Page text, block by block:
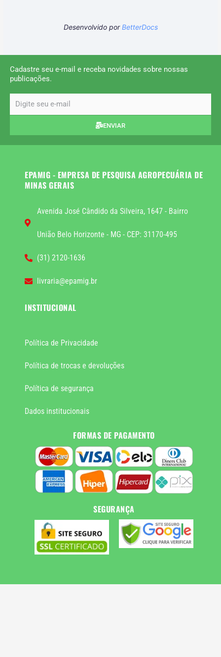
Desenvolvido porBetterDocs
Cadastre seu e-mail e receba novidades sobre nossas
publicações.
ENVIAR
EPAMIG - EMPRESA DE PESQUISA AGROPECUÁRIA DE
MINAS GERAIS
Avenida José Cândido da Silveira, 1647 - Bairro
União Belo Horizonte - MG - CEP: 31170-495
(31) 2120-1636
livraria@epamig.br
INSTITUCIONAL
Política de Privacidade
Política de trocas e devoluções
Política de segurança
Dados institucionais
FORMAS DE PAGAMENTO
SEGURANÇA